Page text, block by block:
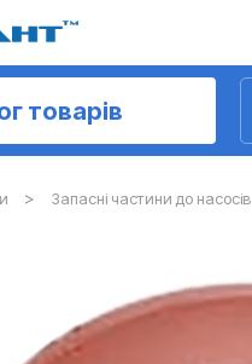
товарів
Запасні частини до насосів